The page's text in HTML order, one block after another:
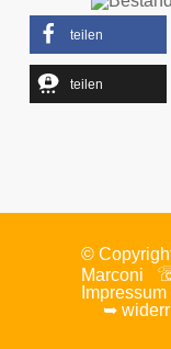
teilen
teilen
©
Marconi
Impressum
➥